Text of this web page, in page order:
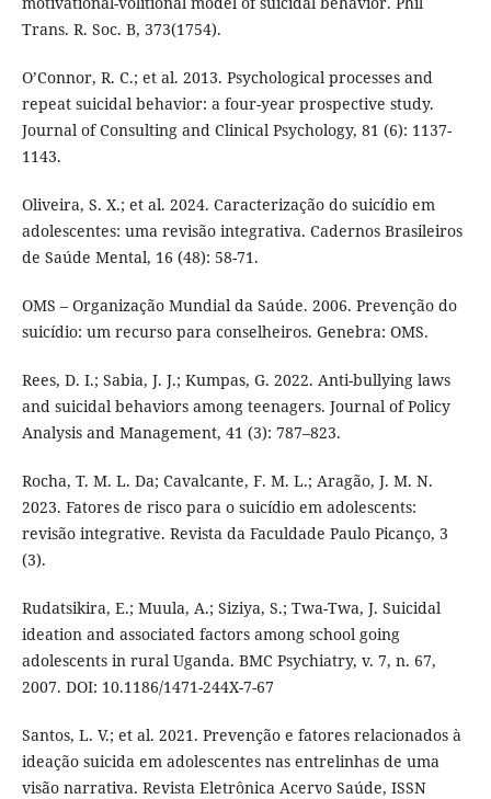
Trans. R. Soc. B, 373(1754).
O’Connor, R. C.; et al. 2013. Psychological processes and
repeat suicidal behavior: a four-year prospective study.
Journal of Consulting and Clinical Psychology, 81 (6): 1137-
1143.
Oliveira, S. X.; et al. 2024. Caracterização do suicídio em
adolescentes: uma revisão integrativa. Cadernos Brasileiros
de Saúde Mental, 16 (48): 58-71.
OMS – Organização Mundial da Saúde. 2006. Prevenção do
suicídio: um recurso para conselheiros. Genebra: OMS.
Rees, D. I.; Sabia, J. J.; Kumpas, G. 2022. Anti-bullying laws
and suicidal behaviors among teenagers. Journal of Policy
Analysis and Management, 41 (3): 787–823.
Rocha, T. M. L. Da; Cavalcante, F. M. L.; Aragão, J. M. N.
2023. Fatores de risco para o suicídio em adolescents:
revisão integrative. Revista da Faculdade Paulo Picanço, 3
(3).
Rudatsikira, E.; Muula, A.; Siziya, S.; Twa-Twa, J. Suicidal
ideation and associated factors among school going
adolescents in rural Uganda. BMC Psychiatry, v. 7, n. 67,
2007. DOI: 10.1186/1471-244X-7-67
Santos, L. V.; et al. 2021. Prevenção e fatores relacionados à
ideação suicida em adolescentes nas entrelinhas de uma
visão narrativa. Revista Eletrônica Acervo Saúde, ISSN